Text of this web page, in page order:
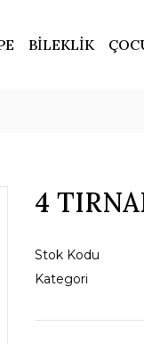
BİLEKLİK
4
Stok Kodu
Kategori